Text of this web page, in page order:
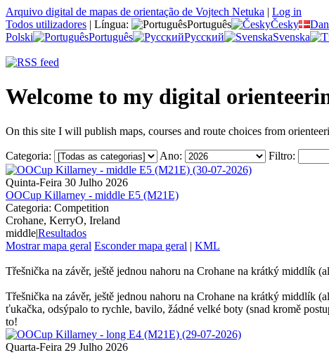
Arquivo digital de mapas de orientação de Vojtech Netuka | Log in
Todos utilizadores | Língua: Português Česky
Polski
Português Русский Svenska
Welcome to my digital
On this site I will publish maps, courses and route choices from
Categoria: Ano: Filtro:
Quinta-Feira 30 Julho 2026
OOCup Killarney - middle E5 (M21E)
Categoria: Competition
Crohane, KerryO, Ireland
middle|Resultados
Mostrar mapa geral Esconder mapa geral | KML
Třešnička na závěr, ještě jednou nahoru na Crohane na krátký middlík
Třešnička na závěr, ještě jednou nahoru na Crohane na krátký middlík
ťukačka, odsýpalo to rychle, bavilo, žádné velké boty (snad kromě
to!
Quarta-Feira 29 Julho 2026